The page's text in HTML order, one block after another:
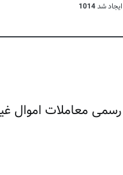
شد1014
معاملات اموال